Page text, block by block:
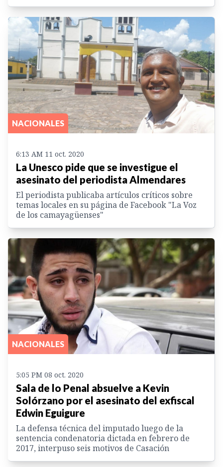
NACIONALES
6:13 AM 11 oct. 2020
La Unesco pide que se investigue el
asesinato del periodista Almendares
El periodista publicaba artículos críticos sobre
temas locales en su página de Facebook "La Voz
de los camayagüenses"
NACIONALES
5:05 PM 08 oct. 2020
Sala de lo Penal absuelve a Kevin
Solórzano por el asesinato del exfiscal
Edwin Eguigure
La defensa técnica del imputado luego de la
sentencia condenatoria dictada en febrero de
2017, interpuso seis motivos de Casación